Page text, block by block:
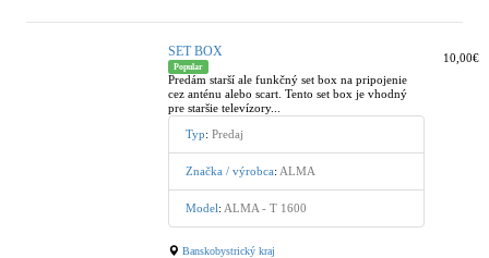
SET BOX
Popular
Predám starší ale funkčný set box na pripojenie
cez anténu alebo scart. Tento set box je vhodný
pre staršie televízory...
Typ: Predaj
Značka / výrobca: ALMA
Model: ALMA - T 1600
Banskobystrický kraj
10,00€